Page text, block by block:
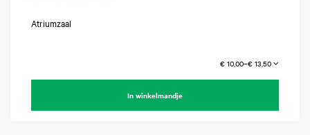
Atriumzaal
€ 10,00–€ 13,50
In winkelmandje